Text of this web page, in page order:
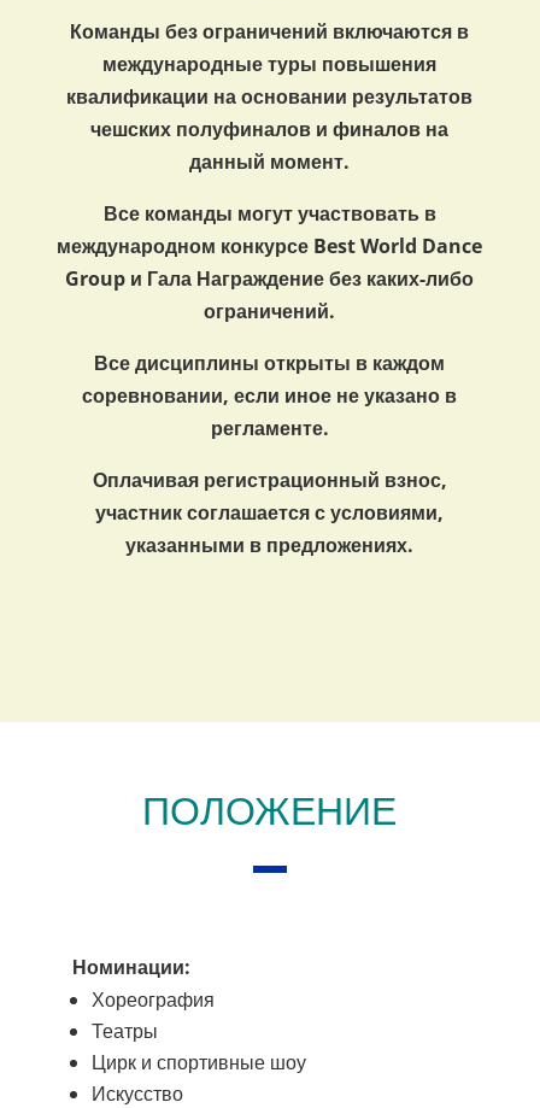
Команды без ограничений включаются в
международные туры повышения
квалификации на основании результатов
чешских полуфиналов и финалов на
данный момент.
Все команды могут участвовать в
международном конкурсе Best World Dance
Group и Гала Награждение без каких-либо
ограничений.
Все дисциплины открыты в каждом
соревновании, если иное не указано в
регламенте.
Оплачивая регистрационный взнос,
участник соглашается с условиями,
указанными в предложениях.
ПОЛОЖЕНИЕ
Номинации:
Хореография
Театры
Цирк и спортивные шоу
Искусство